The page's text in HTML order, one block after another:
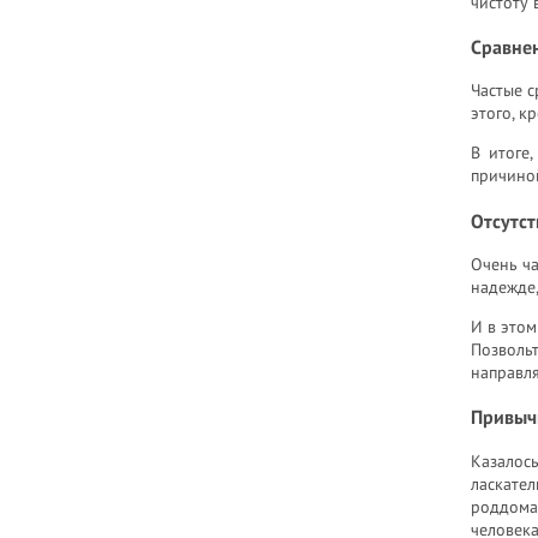
Частые
этого,
В
Очень
И в